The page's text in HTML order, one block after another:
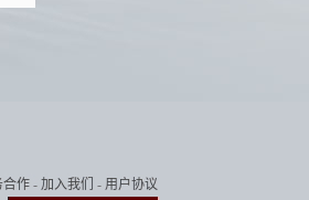
合作 - 加入我们 - 用户协议